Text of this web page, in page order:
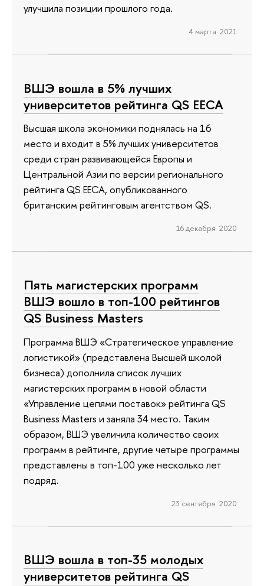
улучшила позиции прошлого года.
4 марта 2021
ВШЭ вошла в 5% лучших
университетов рейтинга QS EECA
Высшая школа экономики поднялась на 16
место и входит в 5% лучших университетов
среди стран развивающейся Европы и
Центральной Азии по версии регионального
рейтинга QS EECA, опубликованного
британским рейтинговым агентством QS.
16 декабря 2020
Пять магистерских программ
ВШЭ вошло в топ-100 рейтингов
QS Business Masters
Программа ВШЭ «Стратегическое управление
логистикой» (представлена Высшей школой
бизнеса) дополнила список лучших
магистерских программ в новой области
«Управление цепями поставок» рейтинга QS
Business Masters и заняла 34 место. Таким
образом, ВШЭ увеличила количество своих
программ в рейтинге, другие четыре программы
представлены в топ-100 уже несколько лет
подряд.
23 сентября 2020
ВШЭ вошла в топ-35 молодых
университетов рейтинга QS